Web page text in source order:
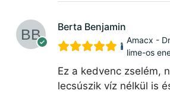
Berta Benjamin
Amacx -
lime-os
Ez a kedvenc zselém,
lecsúszik víz nélkül is